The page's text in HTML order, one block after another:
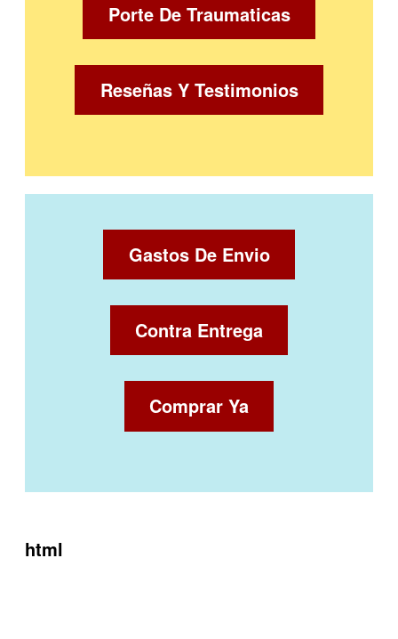
Porte De Traumaticas
Reseñas Y Testimonios
Gastos De Envio
Contra Entrega
Comprar Ya
html